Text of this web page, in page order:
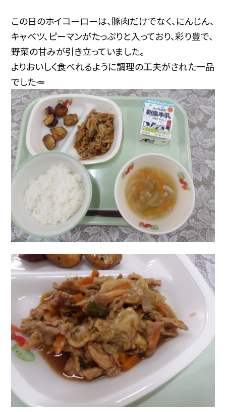
この日のホイコーローは、豚肉だけでなく、にんじん、
キャベツ、ピーマンがたっぷりと入っており、彩り豊で、
野菜の甘みが引き立っていました。
よりおいしく食べれるように調理の工夫がされた一品
でした🥕